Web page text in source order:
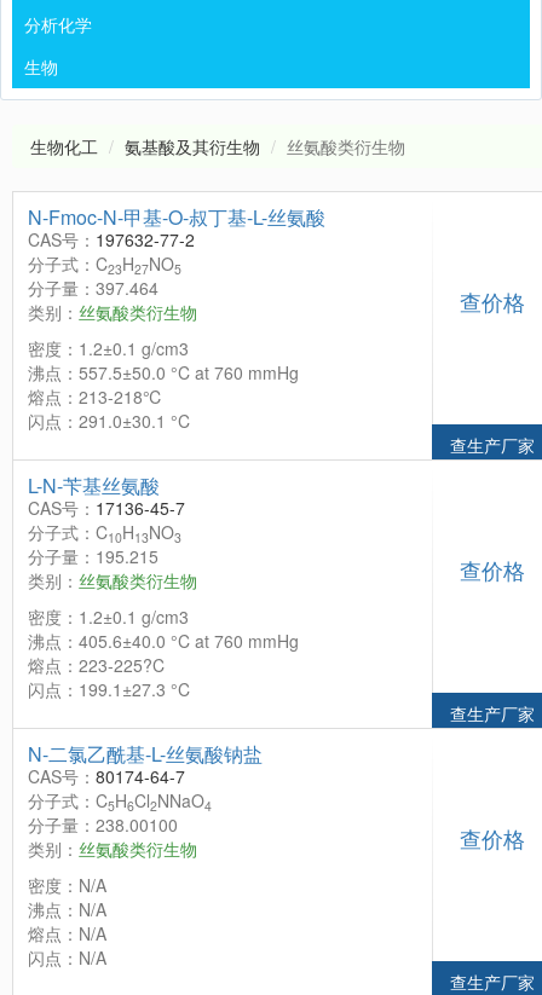
分析化学
生物
生物化工 氨基酸及其衍生物 丝氨酸类衍生物
N-Fmoc-N-甲基-O-叔丁基-L-丝氨酸
CAS号： 197632-77-2
分子式：C23H27NO5
分子量：397.464
类别： 丝氨酸类衍生物
密度：1.2±0.1 g/cm3
沸点：557.5±50.0 °C at 760 mmHg
熔点：213-218℃
闪点：291.0±30.1 °C
查价格
查生产厂家
L-N-苄基丝氨酸
CAS号： 17136-45-7
分子式：C10H13NO3
分子量：195.215
类别： 丝氨酸类衍生物
密度：1.2±0.1 g/cm3
沸点：405.6±40.0 °C at 760 mmHg
熔点：223-225?C
闪点：199.1±27.3 °C
查价格
查生产厂家
N-二氯乙酰基-L-丝氨酸钠盐
CAS号： 80174-64-7
分子式：C5H6Cl2NNaO4
分子量：238.00100
类别： 丝氨酸类衍生物
密度：N/A
沸点：N/A
熔点：N/A
闪点：N/A
查价格
查生产厂家